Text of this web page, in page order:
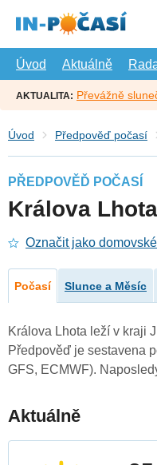
hlavní
Úvod
Aktuálně
AKTUALITA: Převážně
Úvod Předpověď počasí
PŘEDPOVĚĎ POČASÍ
Králova Lhota
Označit jako
Počasí Slunce a Měsíc
Králova Lhota leží v kraji
Předpověď je sestavena
GFS, ECMWF).
Aktuálně